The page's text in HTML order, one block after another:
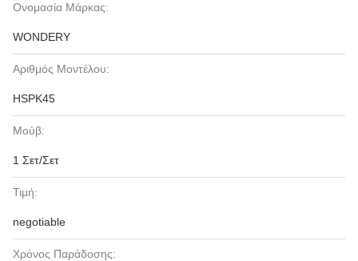
Ονομασία Μάρκας:
WONDERY
Αριθμός Μοντέλου:
HSPK45
Μούβ:
1 Σετ/Σετ
Τιμή:
negotiable
Χρόνος Παράδοσης: